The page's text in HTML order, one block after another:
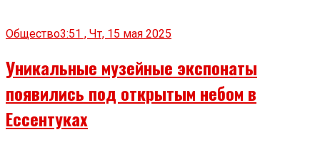
Общество3:51 , Чт, 15 мая 2025
Уникальные музейные экспонаты
появились под открытым небом в
Ессентуках